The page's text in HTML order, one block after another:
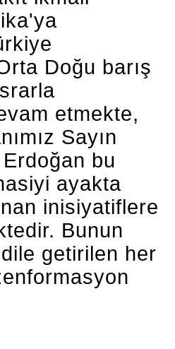
Doğu barış
etmekte,
Sayın
bu
ayakta
inisiyatiflere
Bunun
getirilen her